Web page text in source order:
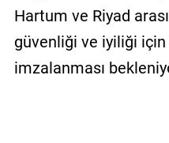
Hartum ve Riyad
güvenliği ve iyiliği için
imzalanması